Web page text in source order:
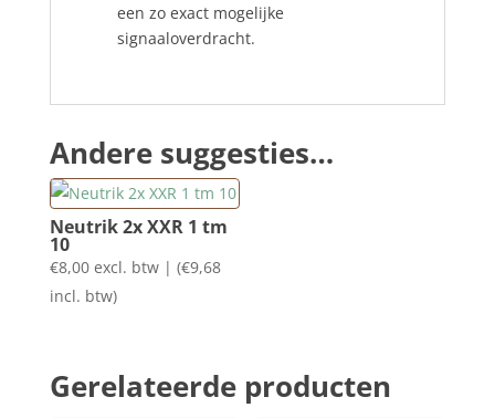
een zo exact mogelijke
signaaloverdracht.
Andere suggesties…
Neutrik 2x XXR 1 tm
10
€8,00 excl. btw | (€9,68
incl. btw)
Gerelateerde producten